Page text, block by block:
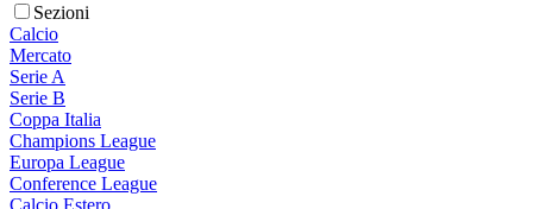
Sezioni
Calcio
Mercato
Serie A
Serie B
Coppa Italia
Champions League
Europa League
Conference League
Calcio Estero